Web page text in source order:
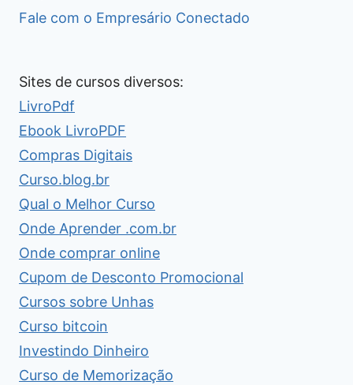
Fale com o Empresário Conectado
Sites de cursos diversos:
LivroPdf
Ebook LivroPDF
Compras Digitais
Curso.blog.br
Qual o Melhor Curso
Onde Aprender .com.br
Onde comprar online
Cupom de Desconto Promocional
Cursos sobre Unhas
Curso bitcoin
Investindo Dinheiro
Curso de Memorização